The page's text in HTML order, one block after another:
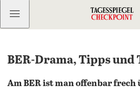
Kostenlos anmelden
BER-Drama, Tipps und
Am BER ist man offenbar